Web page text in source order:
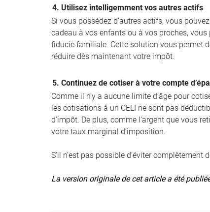
4. Utilisez intelligemment vos autres actifs
Si vous possédez d’autres actifs, vous
cadeau à vos enfants ou à vos proches,
fiducie familiale. Cette solution vous permet
réduire dès maintenant votre impôt.
5. Continuez de cotiser à votre compte
Comme il n’y a aucune limite d’âge pour
les cotisations à un CELI ne sont pas
d’impôt. De plus, comme l’argent que vous
votre taux marginal d’imposition.
S’il n’est pas possible d’éviter
La version originale de cet article a été